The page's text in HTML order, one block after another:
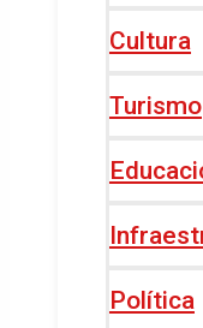
Cultura
Turismo
Política